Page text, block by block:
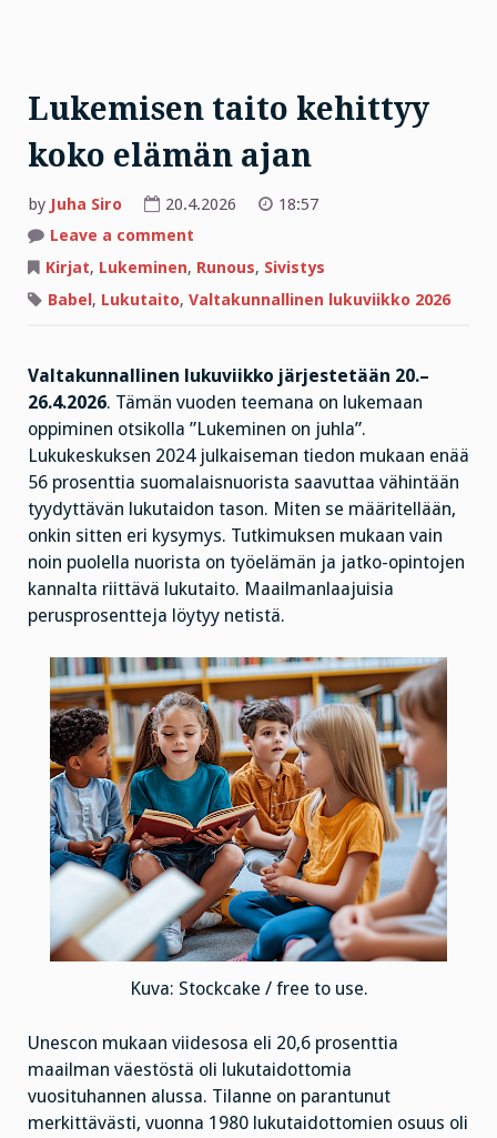
Lukemisen taito kehittyy
koko elämän ajan
by Juha Siro 20.4.2026
18:57
Leave a comment
taito
kehittyy
koko
Kirjat, Lukeminen, Runous, Sivistys
Babel, Lukutaito, Valtakunnallinen lukuviikko 2026
Valtakunnallinen lukuviikko järjestetään 20.–
26.4.2026. Tämän vuoden teemana on lukemaan
oppiminen otsikolla ”Lukeminen on juhla”.
Lukukeskuksen 2024 julkaiseman tiedon mukaan enää
56 prosenttia suomalaisnuorista saavuttaa vähintään
tyydyttävän lukutaidon tason. Miten se määritellään,
onkin sitten eri kysymys. Tutkimuksen mukaan vain
noin puolella nuorista on työelämän ja jatko-opintojen
kannalta riittävä lukutaito. Maailmanlaajuisia
perusprosentteja löytyy netistä.
Kuva: Stockcake / free to use.
Unescon mukaan viidesosa eli 20,6 prosenttia
maailman väestöstä oli lukutaidottomia
vuosituhannen alussa. Tilanne on parantunut
merkittävästi, vuonna 1980 lukutaidottomien osuus oli